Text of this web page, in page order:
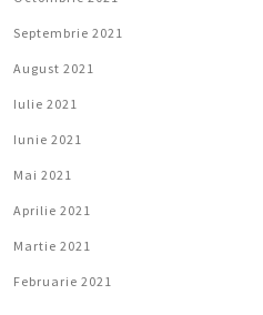
Septembrie 2021
August 2021
Iulie 2021
Iunie 2021
Mai 2021
Aprilie 2021
Martie 2021
Februarie 2021